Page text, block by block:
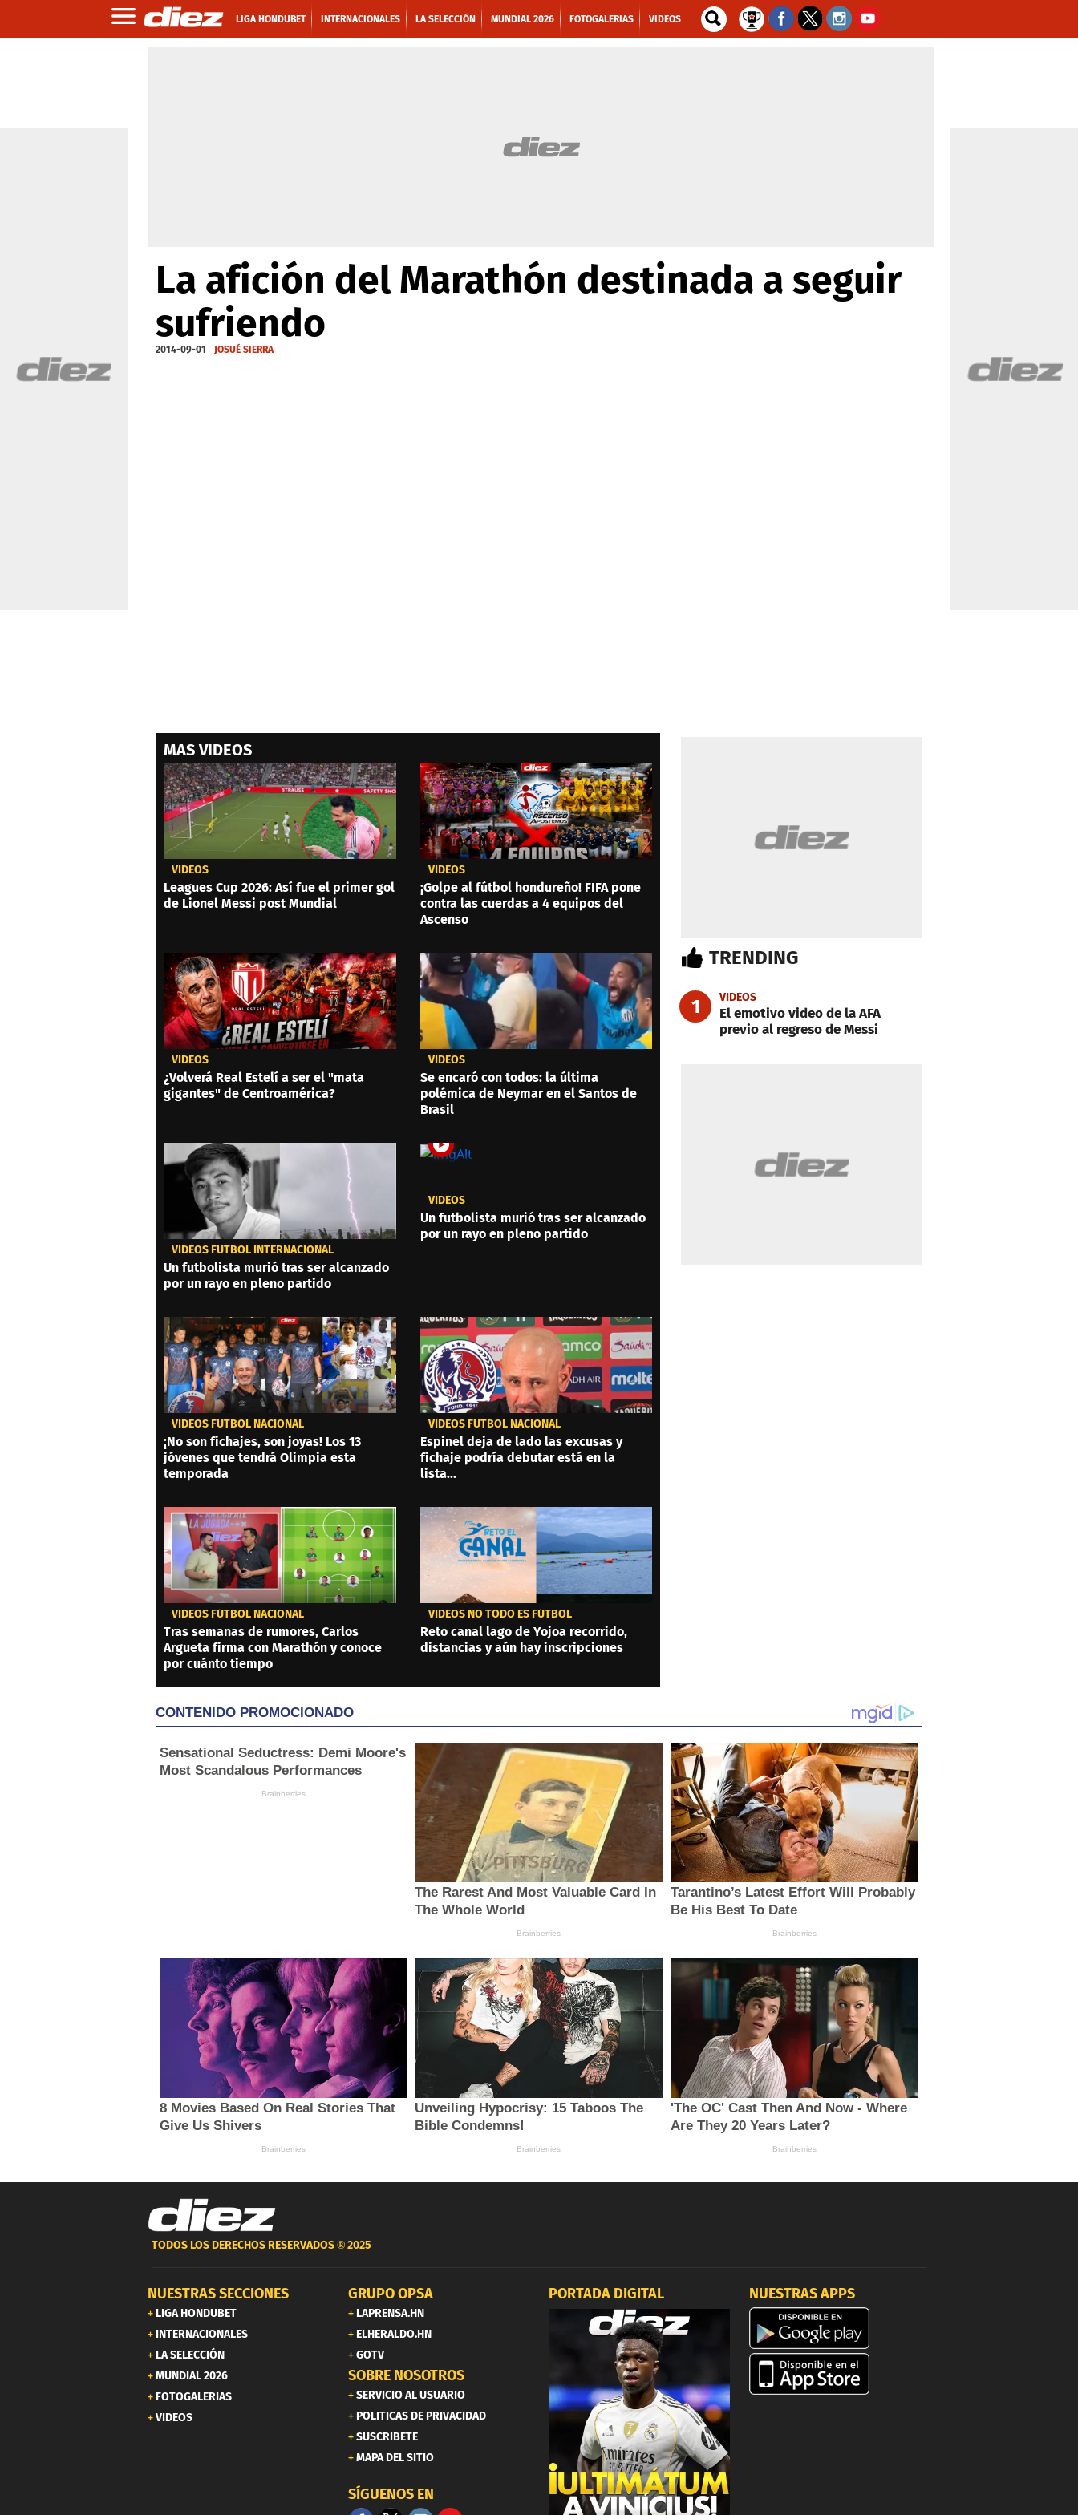
LIGA HONDUBET INTERNACIONALES LA SELECCIÓN MUNDIAL 2026 FOTOGALERIAS VIDEOS
La afición del Marathón destinada a seguir
sufriendo
2014-09-01 JOSUÉ SIERRA
MAS VIDEOS
VIDEOS
Leagues Cup 2026: Así fue el primer gol
de Lionel Messi post Mundial
VIDEOS
¡Golpe al fútbol hondureño! FIFA pone
contra las cuerdas a 4 equipos del
Ascenso
VIDEOS
¿Volverá Real Estelí a ser el "mata
gigantes" de Centroamérica?
VIDEOS
Se encaró con todos: la última
polémica de Neymar en el Santos de
Brasil
VIDEOS FÚTBOL INTERNACIONAL
Un futbolista murió tras ser alcanzado
por un rayo en pleno partido
VIDEOS
Un futbolista murió tras ser alcanzado
por un rayo en pleno partido
VIDEOS FÚTBOL NACIONAL
¡No son fichajes, son joyas! Los 13
jóvenes que tendrá Olimpia esta
temporada
VIDEOS FÚTBOL NACIONAL
Espinel deja de lado las excusas y
fichaje podría debutar está en la
lista...
VIDEOS FÚTBOL NACIONAL
Tras semanas de rumores, Carlos
Argueta firma con Marathón y conoce
por cuánto tiempo
VIDEOS NO TODO ES FÚTBOL
Reto canal lago de Yojoa recorrido,
distancias y aún hay inscripciones
TRENDING
1 VIDEOS
El emotivo video de la AFA
previo al regreso de Messi
TODOS LOS DERECHOS RESERVADOS ®2025
NUESTRAS SECCIONES
LIGA HONDUBET
INTERNACIONALES
LA SELECCIÓN
MUNDIAL 2026
FOTOGALERIAS
VIDEOS
GRUPO OPSA
LAPRENSA.HN
ELHERALDO.HN
GOTV
SOBRE NOSOTROS
SERVICIO AL USUARIO
POLITICAS DE PRIVACIDAD
SUSCRIBETE
MAPA DEL SITIO
SÍGUENOS EN
PORTADA DIGITAL NUESTRAS APPS